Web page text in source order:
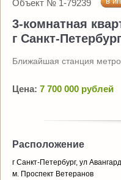
Объект № 1-79239
3-комнатная
г Санкт-
Ближайшая станция
Цена: 7 700 000 рублей
Расположение
г Санкт-Петербург, ул
м. Проспект Ветеранов